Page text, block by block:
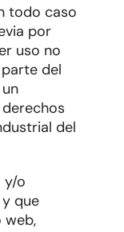
todo caso
por
uso no
del
del
y/o
que
web,